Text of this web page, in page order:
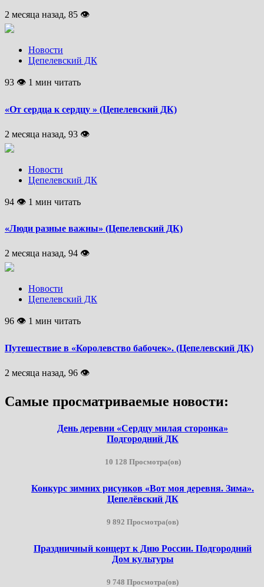
2 месяца назад, 85 👁
Новости
Цепелевский ДК
93 👁 1 мин читать
«От сердца к сердцу » (Цепелевский ДК)
2 месяца назад, 93 👁
Новости
Цепелевский ДК
94 👁 1 мин читать
«Люди разные важны» (Цепелевский ДК)
2 месяца назад, 94 👁
Новости
Цепелевский ДК
96 👁 1 мин читать
Путешествие в «Королевство бабочек». (Цепелевский ДК)
2 месяца назад, 96 👁
Самые просматриваемые новости:
День деревни «Сердцу милая сторонка»
Подгородний ДК
10 128 Просмотра(ов)
Конкурс зимних рисунков «Вот моя деревня. Зима».
Цепелёвский ДК
9 892 Просмотра(ов)
Праздничный концерт к Дню России. Подгородний
Дом культуры
9 748 Просмотра(ов)